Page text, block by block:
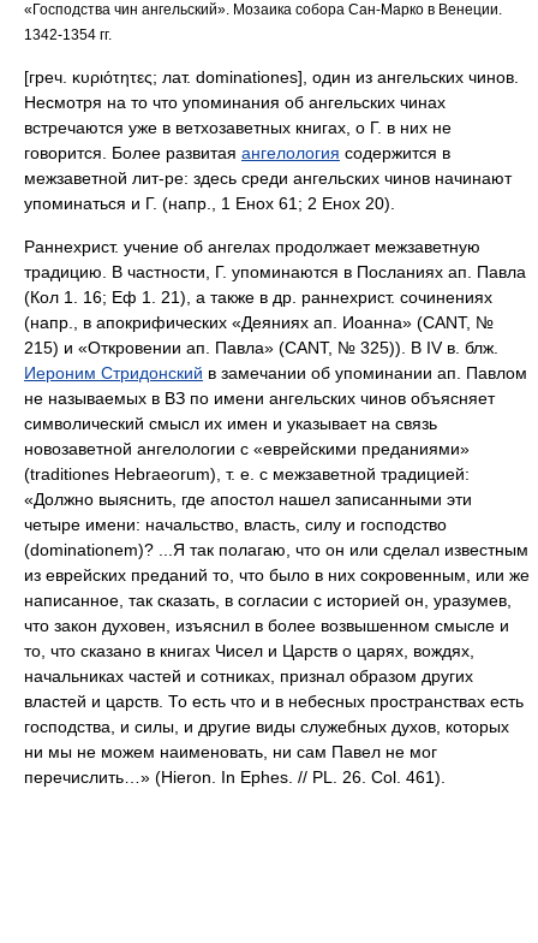
«Господства чин ангельский». Мозаика собора Сан-Марко в Венеции.
1342-1354 гг.
[греч. κυριότητες; лат. dominationes], один из ангельских чинов.
Несмотря на то что упоминания об ангельских чинах
встречаются уже в ветхозаветных книгах, о Г. в них не
говорится. Более развитая ангелология содержится в
межзаветной лит-ре: здесь среди ангельских чинов начинают
упоминаться и Г. (напр., 1 Енох 61; 2 Енох 20).
Раннехрист. учение об ангелах продолжает межзаветную
традицию. В частности, Г. упоминаются в Посланиях ап. Павла
(Кол 1. 16; Еф 1. 21), а также в др. раннехрист. сочинениях
(напр., в апокрифических «Деяниях ап. Иоанна» (CANT, №
215) и «Откровении ап. Павла» (CANT, № 325)). В IV в. блж.
Иероним Стридонский в замечании об упоминании ап. Павлом
не называемых в ВЗ по имени ангельских чинов объясняет
символический смысл их имен и указывает на связь
новозаветной ангелологии с «еврейскими преданиями»
(traditiones Hebraeorum), т. е. с межзаветной традицией:
«Должно выяснить, где апостол нашел записанными эти
четыре имени: начальство, власть, силу и господство
(dominationem)? ...Я так полагаю, что он или сделал известным
из еврейских преданий то, что было в них сокровенным, или же
написанное, так сказать, в согласии с историей он, уразумев,
что закон духовен, изъяснил в более возвышенном смысле и
то, что сказано в книгах Чисел и Царств о царях, вождях,
начальниках частей и сотниках, признал образом других
властей и царств. То есть что и в небесных пространствах есть
господства, и силы, и другие виды служебных духов, которых
ни мы не можем наименовать, ни сам Павел не мог
перечислить…» (Hieron. In Ephes. // PL. 26. Col. 461).